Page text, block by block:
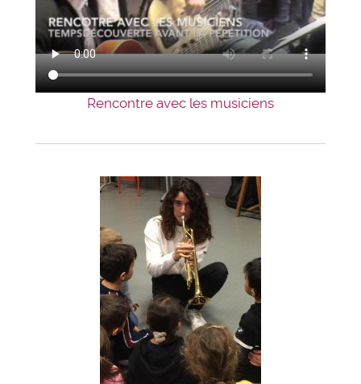
Rencontre avec les musiciens